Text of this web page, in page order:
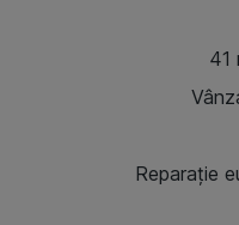
41
Reparație